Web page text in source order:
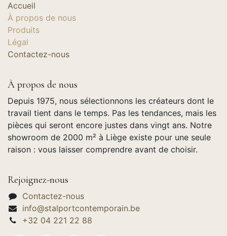
Accueil
À propos de nous
Produits
Légal
Contactez-nous
À propos de nous
Depuis 1975, nous sélectionnons les créateurs dont le
travail tient dans le temps. Pas les tendances, mais les
pièces qui seront encore justes dans vingt ans. Notre
showroom de 2000 m² à Liège existe pour une seule
raison : vous laisser comprendre avant de choisir.
Rejoignez-nous
Contactez-nous
info@stalportcontemporain.be
+32 04 221 22 88